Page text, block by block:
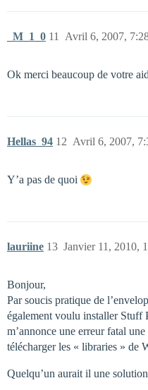
_M_1_0 Avril 6, 2007,
11
Ok merci beaucoup de votre
Hellas_94 Avril 6, 2007,
12
Y’a pas de quoi
lauriine Janvier 11, 2010,
13
Bonjour,
Par soucis pratique de
également voulu installer Stuff
m’annonce une erreur fatal
télécharger les « libraries »
Quelqu’un aurait il une